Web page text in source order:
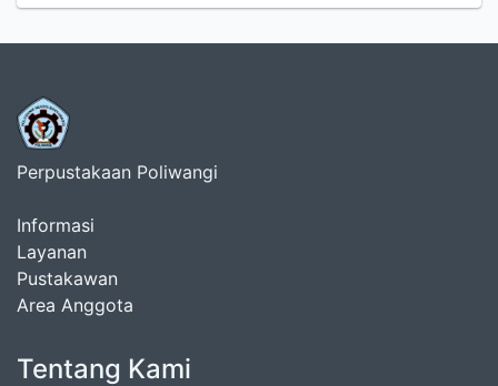
Perpustakaan Poliwangi
Informasi
Layanan
Pustakawan
Area Anggota
Tentang Kami